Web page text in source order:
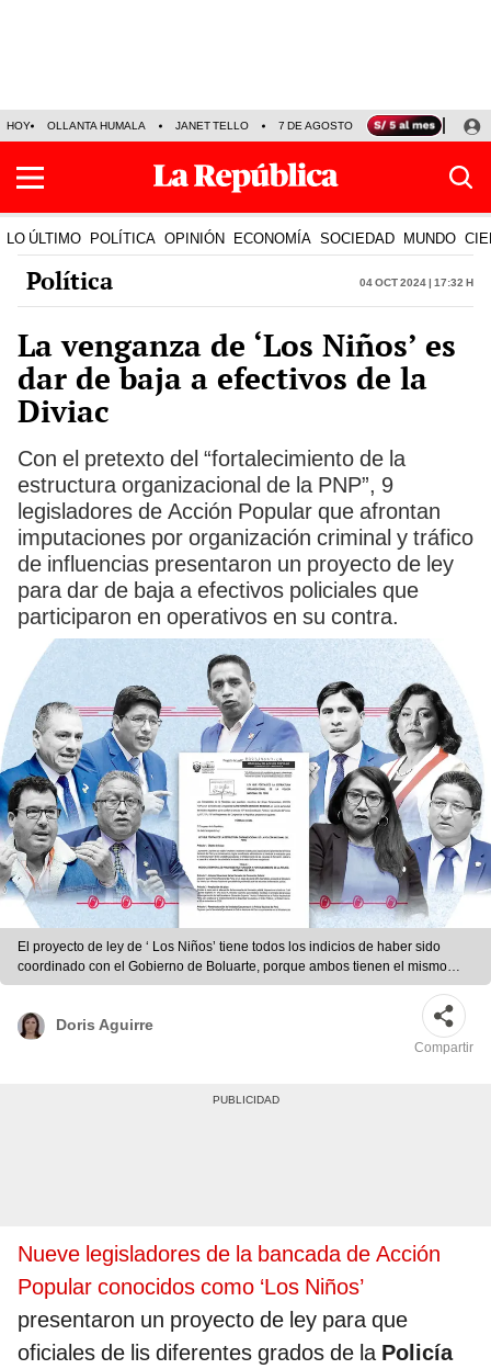
HOY OLLANTA HUMALA JANET TELLO 7 DE AGOSTO TINKA RESULTADOS
LO ÚLTIMO POLÍTICA OPINIÓN ECONOMÍA SOCIEDAD MUNDO
Política 04 Oct 2024 | 17:32 h
La venganza de ‘Los Niños’ es
dar de baja a efectivos de la
Diviac
Con el pretexto del “fortalecimiento de la
estructura organizacional de la PNP”, 9
legisladores de Acción Popular que afrontan
imputaciones por organización criminal y tráfico
de influencias presentaron un proyecto de ley
para dar de baja a efectivos policiales que
participaron en operativos en su contra.
El proyecto de ley de ‘ Los Niños’ tiene todos los indicios de haber sido
coordinado con el Gobierno de Boluarte, porque ambos tienen el mismo
objetivo. Foto: composición LR/Ricardo Cervera
Doris Aguirre
Compartir
Nueve legisladores de la bancada de Acción
Popular conocidos como ‘Los Niños’
presentaron un proyecto de ley para que
oficiales de lis diferentes grados de la Policía